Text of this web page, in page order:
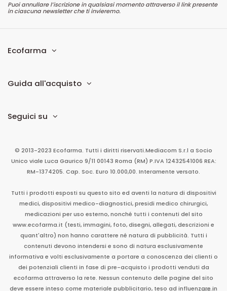
Puoi annullare l’iscrizione in qualsiasi momento attraverso il link presente
in ciascuna newsletter che ti invieremo.
Ecofarma
Guida all'acquisto
Seguici su
© 2013-2023 Ecofarma. Tutti i diritti riservati.Mediacom S.r.l a Socio
Unico viale Luca Gaurico 9/11 00143 Roma (RM) P.IVA 12432541006 REA:
RM-1374205. Cap. Soc. Euro 10.000,00. Interamente versato.
Tutti i prodotti esposti su questo sito ed aventi la natura di dispositivi
medici, dispositivi medico-diagnostici, presidi medico chirurgici,
medicazioni per uso esterno, nonché tutti i contenuti del sito
www.ecofarma.it (testi, immagini, foto, disegni, allegati, descrizioni e
quant'altro) non hanno carattere né natura di pubblicità. Tutti i
contenuti devono intendersi e sono di natura esclusivamente
informativa e volti esclusivamente a portare a conoscenza dei clienti o
dei potenziali clienti in fase di pre-acquisto i prodotti venduti da
ecofarma attraverso la rete. Nessun contenuto delle pagine del sito
deve essere inteso come materiale pubblicitario, teso ad influenzare in